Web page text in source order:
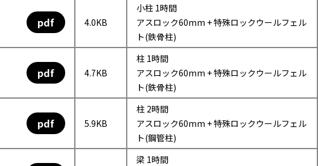
pdf 4.0KB
小柱 1時間
アスロック60mm + 特殊ロックウールフェル
ト(鉄骨柱)
pdf 4.7KB
柱 1時間
アスロック60mm + 特殊ロックウールフェル
ト(鉄骨柱)
pdf 5.9KB
柱 2時間
アスロック60mm + 特殊ロックウールフェル
ト(鋼管柱)
梁 1時間